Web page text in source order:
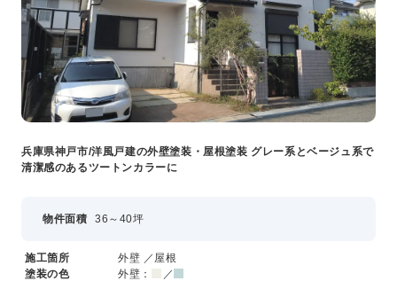
兵庫県神戸市/洋風戸建の外壁塗装・屋根塗装 グレー系とベージュ系で
清潔感のあるツートンカラーに
物件面積 36～40坪
施工箇所
外壁 ／屋根
塗装の色
外壁：
／